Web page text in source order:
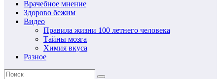
Врачебное мнение
Здорово бежим
Видео
Правила жизни 100 летнего человека
Тайны мозга
Химия вкуса
Разное